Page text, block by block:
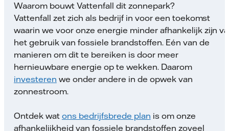
Waarom bouwt Vattenfall dit zonnepark?
Vattenfall zet zich als bedrijf in voor een toekomst
waarin we voor onze energie minder afhankelijk zijn
het gebruik van fossiele brandstoffen. Eén van de
manieren om dit te bereiken is door meer
hernieuwbare energie op te wekken. Daarom
investeren we onder andere in de opwek van
zonnestroom.
Ontdek wat ons bedrijfsbrede plan is om onze
afhankelijkheid van fossiele brandstoffen zoveel